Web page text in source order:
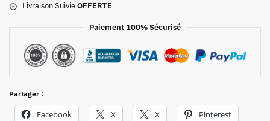
Livraison SuivieOFFERTE
Paiement 100% Sécurisé
Partager :
Facebook X X Pinterest